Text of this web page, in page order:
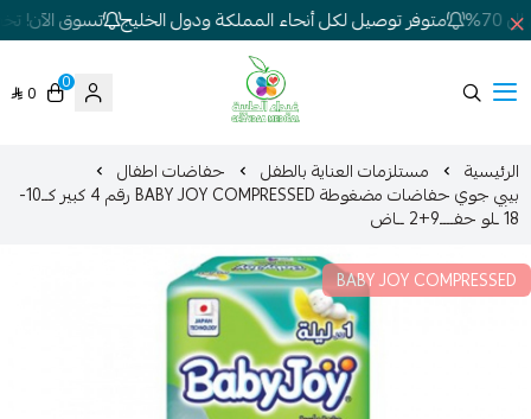
متوفر توصيل لكل أنحاء المملكة ودول الخليج تسوق الآن!
شركة غيداء المتطورة الطبية
0
0
الرئيسية مستلزمات العناية بالطفل حفاضات اطفال
بيبي جوي حفاضات مضغوطة BABY JOY COMPRESSED رقم 4 كبير كــ10-
18 ـلو حفــــ9+2 ــاض
BABY JOY COMPRESSED